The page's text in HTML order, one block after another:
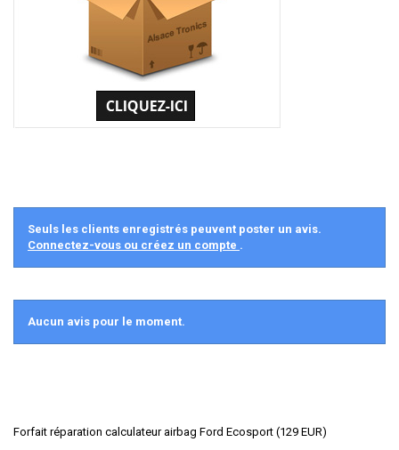
Seuls les clients enregistrés peuvent poster un avis.
Connectez-vous ou créez un compte .
Aucun avis pour le moment.
Forfait réparation calculateur airbag Ford Ecosport (129 EUR)